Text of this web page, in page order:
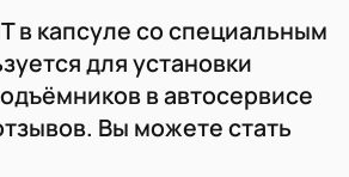
в капсуле со специальным
для установки
в автосервисе
Вы можете стать